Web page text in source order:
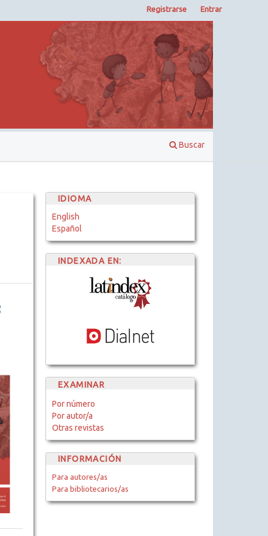
Buscar
Registrarse Entrar
IDIOMA
English
Español
INDEXADA EN:
EXAMINAR
Por número
Por autor/a
Otras revistas
INFORMACIÓN
Para autores/as
Para bibliotecarios/as